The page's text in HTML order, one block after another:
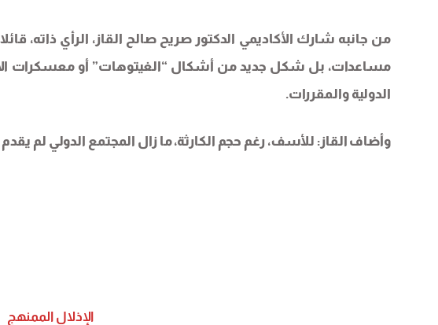
من جانبه شارك الأكاديمي الدكتور صريح صالح القاز، الرأي ذاته،
مساعدات، بل شكل جديد من أشكال “الغيتوهات” أو معسكرات
الدولية والمقررات.
وأضاف القاز: للأسف، رغم حجم الكارثة، ما زال المجتمع الدولي لم
الإذلال الممنهج